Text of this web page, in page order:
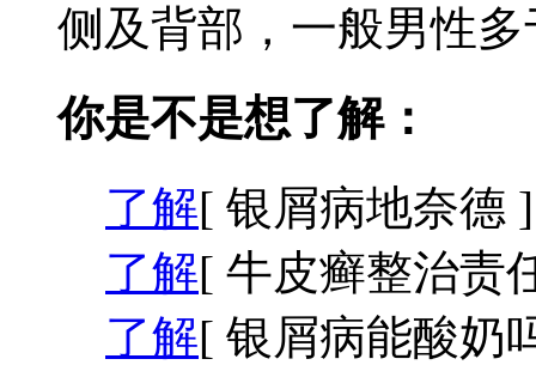
侧及背部，一般男性
你是不是想了解：
了解[ 银屑病地奈德 ]
了解[ 牛皮癣整治责
了解[ 银屑病能酸奶